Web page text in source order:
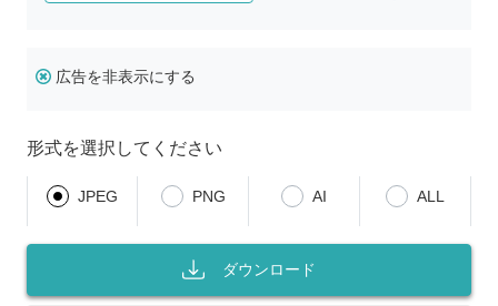
広告を非表示にする
形式を選択してください
JPEG PNG AI ALL
ダウンロード